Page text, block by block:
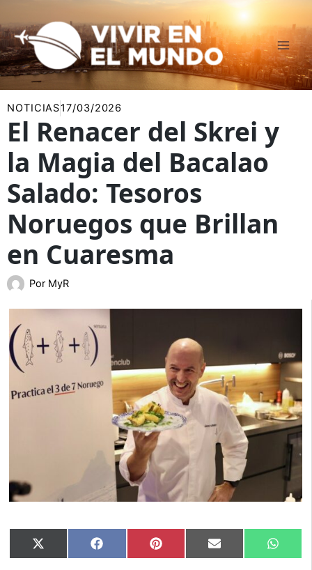
al
contenido
NOTICIAS17/03/2026
El Renacer del Skrei y
la Magia del Bacalao
Salado: Tesoros
Noruegos que Brillan
en Cuaresma
Por MyR
Compartir
en
X
(Twitter)
Compartir
en
Facebook Compartir
en
Pinterest Compartir
en
Email
en